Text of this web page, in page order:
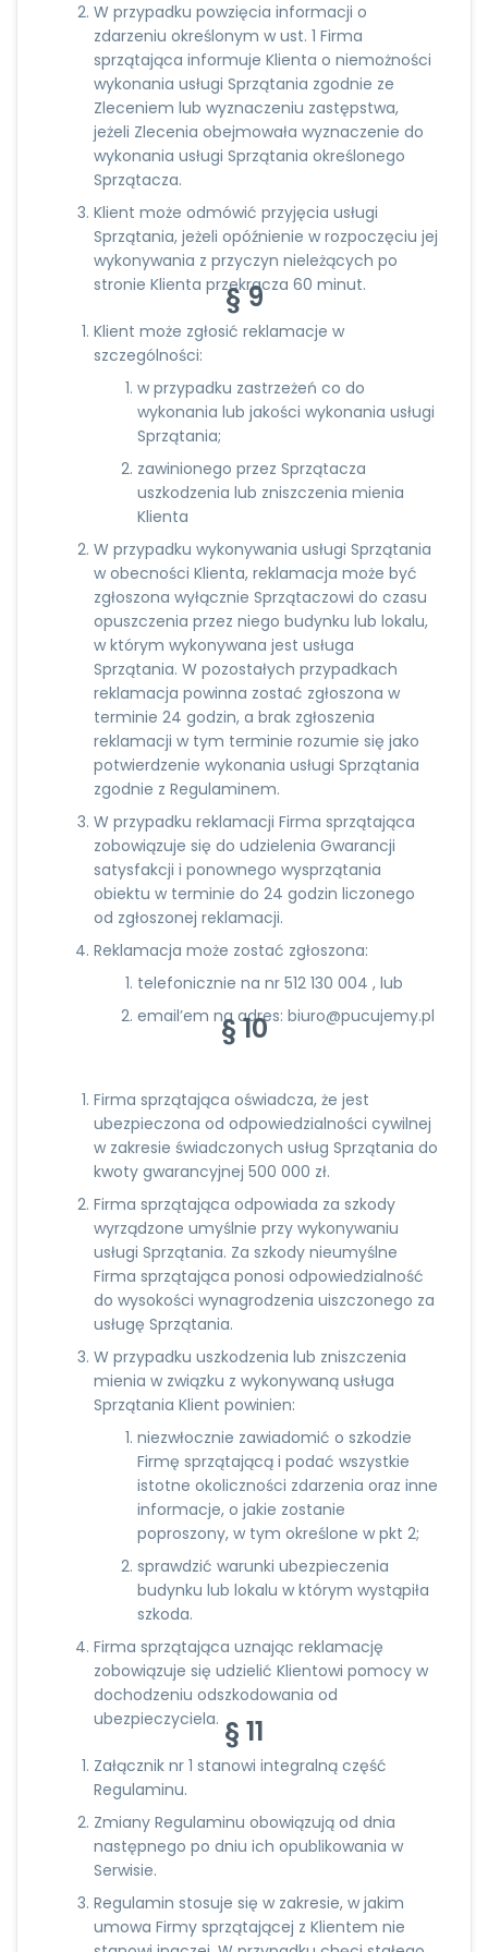
W przypadku powzięcia informacji o
zdarzeniu określonym w ust. 1 Firma
sprzątająca informuje Klienta o niemożności
wykonania usługi Sprzątania zgodnie ze
Zleceniem lub wyznaczeniu zastępstwa,
jeżeli Zlecenia obejmowała wyznaczenie do
wykonania usługi Sprzątania określonego
Sprzątacza.
Klient może odmówić przyjęcia usługi
Sprzątania, jeżeli opóźnienie w rozpoczęciu jej
wykonywania z przyczyn nieleżących po
stronie Klienta przekracza 60 minut.
§ 9
Klient może zgłosić reklamacje w
szczególności:
w przypadku zastrzeżeń co do
wykonania lub jakości wykonania usługi
Sprzątania;
zawinionego przez Sprzątacza
uszkodzenia lub zniszczenia mienia
Klienta
W przypadku wykonywania usługi Sprzątania
w obecności Klienta, reklamacja może być
zgłoszona wyłącznie Sprzątaczowi do czasu
opuszczenia przez niego budynku lub lokalu,
w którym wykonywana jest usługa
Sprzątania. W pozostałych przypadkach
reklamacja powinna zostać zgłoszona w
terminie 24 godzin, a brak zgłoszenia
reklamacji w tym terminie rozumie się jako
potwierdzenie wykonania usługi Sprzątania
zgodnie z Regulaminem.
W przypadku reklamacji Firma sprzątająca
zobowiązuje się do udzielenia Gwarancji
satysfakcji i ponownego wysprzątania
obiektu w terminie do 24 godzin liczonego
od zgłoszonej reklamacji.
Reklamacja może zostać zgłoszona:
telefonicznie na nr 512 130 004 , lub
email’em na adres: biuro@pucujemy.pl
§ 10
Firma sprzątająca oświadcza, że jest
ubezpieczona od odpowiedzialności cywilnej
w zakresie świadczonych usług Sprzątania do
kwoty gwarancyjnej 500 000 zł.
Firma sprzątająca odpowiada za szkody
wyrządzone umyślnie przy wykonywaniu
usługi Sprzątania. Za szkody nieumyślne
Firma sprzątająca ponosi odpowiedzialność
do wysokości wynagrodzenia uiszczonego za
usługę Sprzątania.
W przypadku uszkodzenia lub zniszczenia
mienia w związku z wykonywaną usługa
Sprzątania Klient powinien:
niezwłocznie zawiadomić o szkodzie
Firmę sprzątającą i podać wszystkie
istotne okoliczności zdarzenia oraz inne
informacje, o jakie zostanie
poproszony, w tym określone w pkt 2;
sprawdzić warunki ubezpieczenia
budynku lub lokalu w którym wystąpiła
szkoda.
Firma sprzątająca uznając reklamację
zobowiązuje się udzielić Klientowi pomocy w
dochodzeniu odszkodowania od
ubezpieczyciela. § 11
Załącznik nr 1 stanowi integralną część
Regulaminu.
Zmiany Regulaminu obowiązują od dnia
następnego po dniu ich opublikowania w
Serwisie.
Regulamin stosuje się w zakresie, w jakim
umowa Firmy sprzątającej z Klientem nie